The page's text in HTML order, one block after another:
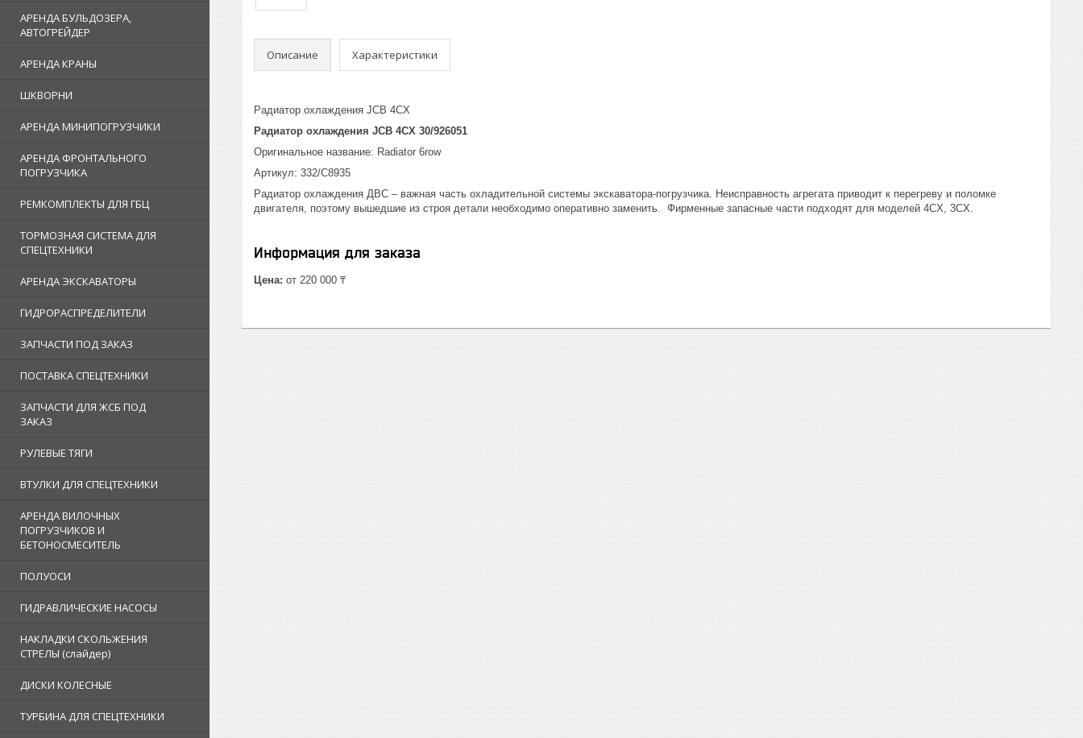
АРЕНДА БУЛЬДОЗЕРА,
АВТОГРЕЙДЕР
АРЕНДА КРАНЫ
ШКВОРНИ
АРЕНДА МИНИПОГРУЗЧИКИ
АРЕНДА ФРОНТАЛЬНОГО
ПОГРУЗЧИКА
РЕМКОМПЛЕКТЫ ДЛЯ ГБЦ
ТОРМОЗНАЯ СИСТЕМА ДЛЯ
СПЕЦТЕХНИКИ
АРЕНДА ЭКСКАВАТОРЫ
ГИДРОРАСПРЕДЕЛИТЕЛИ
ЗАПЧАСТИ ПОД ЗАКАЗ
ПОСТАВКА СПЕЦТЕХНИКИ
ЗАПЧАСТИ ДЛЯ ЖСБ ПОД
ЗАКАЗ
РУЛЕВЫЕ ТЯГИ
ВТУЛКИ ДЛЯ СПЕЦТЕХНИКИ
АРЕНДА ВИЛОЧНЫХ
ПОГРУЗЧИКОВ И
БЕТОНОСМЕСИТЕЛЬ
ПОЛУОСИ
ГИДРАВЛИЧЕСКИЕ НАСОСЫ
НАКЛАДКИ СКОЛЬЖЕНИЯ
СТРЕЛЫ (слайдер)
ДИСКИ КОЛЕСНЫЕ
ТУРБИНА ДЛЯ СПЕЦТЕХНИКИ
Описание Характеристики
Радиатор охлаждения JCB 4CX
Радиатор охлаждения JCB 4CX 30/926051
Оригинальное название: Radiator 6row
Артикул: 332/C8935
Радиатор охлаждения ДВС – важная часть охладительной системы экскаватора-погрузчика. Неисправность агрегата приводит к перегреву и поломке
двигателя, поэтому вышедшие из строя детали необходимо оперативно заменить. Фирменные запасные части подходят для моделей 4CX, 3CX.
Информация для заказа
Цена: от 220 000 ₸